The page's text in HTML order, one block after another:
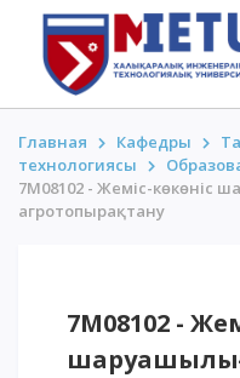
ТАЛАПКЕРЛЕР
Гранттар
АнтиОлимпиада
Главная Кафедры
технологиясы
7M08102 - Жеміс-көкөніс
агротопырақтану
7M08102 -